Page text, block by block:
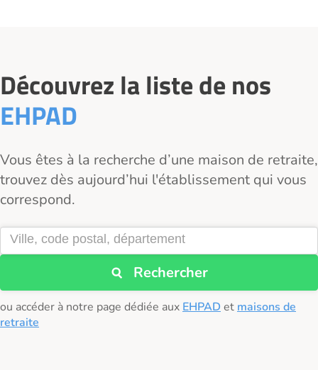
Découvrez la liste de nos
EHPAD
Vous êtes à la recherche d’une maison de retraite,
trouvez dès aujourd’hui l'établissement qui vous
correspond.
Rechercher
ou accéder à notre page dédiée aux EHPAD et maisons de
retraite